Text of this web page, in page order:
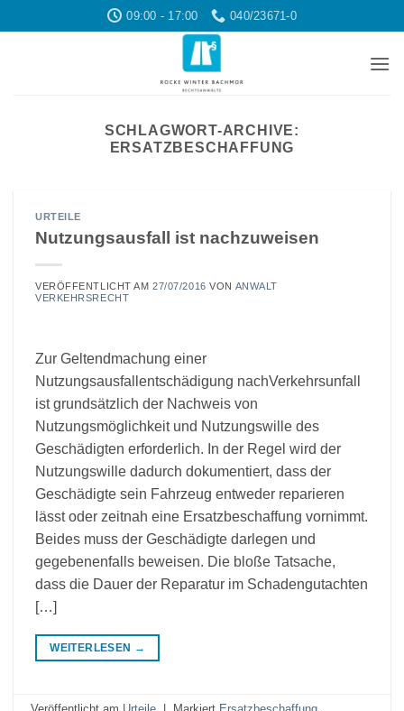
Inhalt
09:00 - 17:00 040/23671-0
SCHLAGWORT-ARCHIVE:
ERSATZBESCHAFFUNG
URTEILE
Nutzungsausfall ist nachzuweisen
VERÖFFENTLICHT AM27/07/2016 VON ANWALT
VERKEHRSRECHT
Zur Geltendmachung einer
Nutzungsausfallentschädigung nachVerkehrsunfall
ist grundsätzlich der Nachweis von
Nutzungsmöglichkeit und Nutzungswille des
Geschädigten erforderlich. In der Regel wird der
Nutzungswille dadurch dokumentiert, dass der
Geschädigte sein Fahrzeug entweder reparieren
lässt oder zeitnah eine Ersatzbeschaffung vornimmt.
Beides muss der Geschädigte darlegen und
gegebenenfalls beweisen. Die bloße Tatsache,
dass die Dauer der Reparatur im Schadengutachten
[…]
WEITERLESEN →